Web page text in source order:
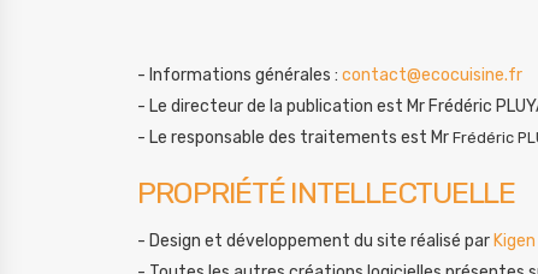
- Informations générales : contact@ecocuisine.fr
- Le directeur de la publication est Mr Frédéric
- Le responsable des traitements est Mr Frédéric
PROPRIÉTÉ INTELLECTUELLE
- Design et développement du site réalisé par